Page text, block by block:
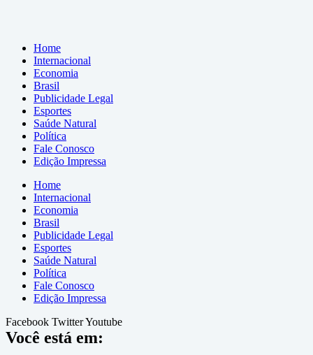
Home
Internacional
Economia
Brasil
Publicidade Legal
Esportes
Saúde Natural
Política
Fale Conosco
Edição Impressa
Home
Internacional
Economia
Brasil
Publicidade Legal
Esportes
Saúde Natural
Política
Fale Conosco
Edição Impressa
Facebook TwitterYoutube
Você está em: